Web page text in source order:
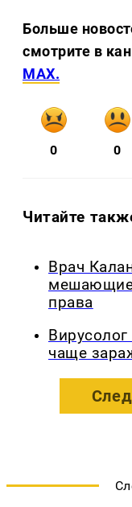
Больше
смотрите в
MAX.
0 0
Читайте
Врач
мешающие
права
чаще